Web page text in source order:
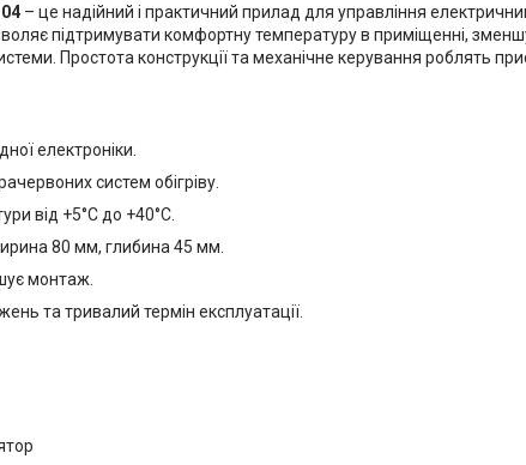
– це надійний і практичний прилад для управління
підтримувати комфортну температуру в приміщенні,
Простота конструкції та механічне керування роблять
електроніки.
систем обігріву.
від +5°C до +40°C.
80 мм, глибина 45 мм.
монтаж.
та тривалий термін експлуатації.